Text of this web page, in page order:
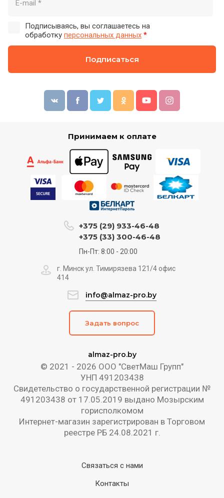
Подписываясь, вы соглашаетесь на
обработку персональных данных *
Подписаться
Принимаем к оплате
almaz-pro.by
© 2021 - 2026 ООО "СветМаш Групп"
УНП 491203438
Свидетельство о государственной регистрации №
491203438 от 17.05.2019 выдано Мозырским
горисполкомом
Интернет-магазин зарегистрирован в Торговом
реестре РБ 24.08.2021 г.
+375 (29) 933-46-48
+375 (33) 300-46-48
Пн-Пт: 8:00 - 20:00
г. Минск ул. Тимирязева 121/4 офис
414
info@almaz-pro.by
Задать вопрос
Связаться с нами
Контакты